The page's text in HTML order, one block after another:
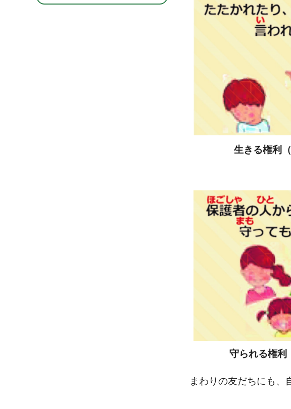
生きる権利
守られる権利
まわりの友だちにも、